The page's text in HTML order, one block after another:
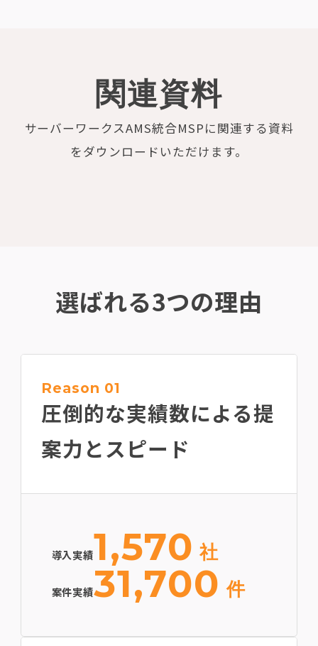
関連資料
サーバーワークスAMS統合MSPに関連する資料
をダウンロードいただけます。
選ばれる3つの理由
Reason 01
圧倒的な実績数による提
案力とスピード
導入実績1,570 社
案件実績31,700 件